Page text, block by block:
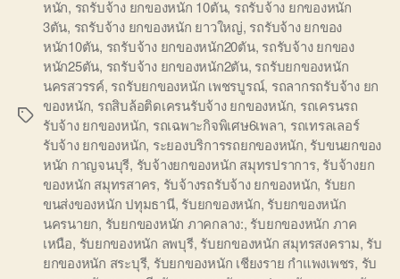
Tags
หนัก, รถรับจ้าง ยกของหนัก 10ตัน, รถรับจ้าง ยกของหนัก
3ตัน, รถรับจ้าง ยกของหนัก ยาวใหญ่, รถรับจ้าง ยกของ
หนัก10ตัน, รถรับจ้าง ยกของหนัก20ตัน, รถรับจ้าง ยกของ
หนัก25ตัน, รถรับจ้าง ยกของหนัก2ตัน, รถรับยกของหนัก
นครสวรรค์, รถรับยกของหนัก เพชรบูรณ์, รถลากรถรับจ้าง ยก
ของหนัก, รถสิบล้อติดเครนรับจ้าง ยกของหนัก, รถเครนรถ
รับจ้าง ยกของหนัก, รถเฉพาะกิจพิเศษ6เพลา, รถเทรลเลอร์
รับจ้าง ยกของหนัก, ระยองบริการรถยกของหนัก, รับขนยกของ
หนัก กาญจนบุรี, รับจ้างยกของหนัก สมุทรปราการ, รับจ้างยก
ของหนัก สมุทรสาคร, รับจ้างรถรับจ้าง ยกของหนัก, รับยก
ขนส่งของหนัก ปทุมธานี, รับยกของหนัก, รับยกของหนัก
นครนายก, รับยกของหนัก ภาคกลาง:, รับยกของหนัก ภาค
เหนือ, รับยกของหนัก ลพบุรี, รับยกของหนัก สมุทรสงคราม, รับ
ยกของหนัก สระบุรี, รับยกของหนัก เชียงราย กำแพงเพชร, รับ